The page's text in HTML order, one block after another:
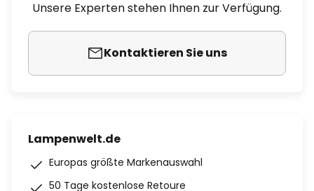
Unsere Experten stehen Ihnen zur Verfügung.
Kontaktieren Sie uns
Lampenwelt.de
Europas größte Markenauswahl
50 Tage kostenlose Retoure